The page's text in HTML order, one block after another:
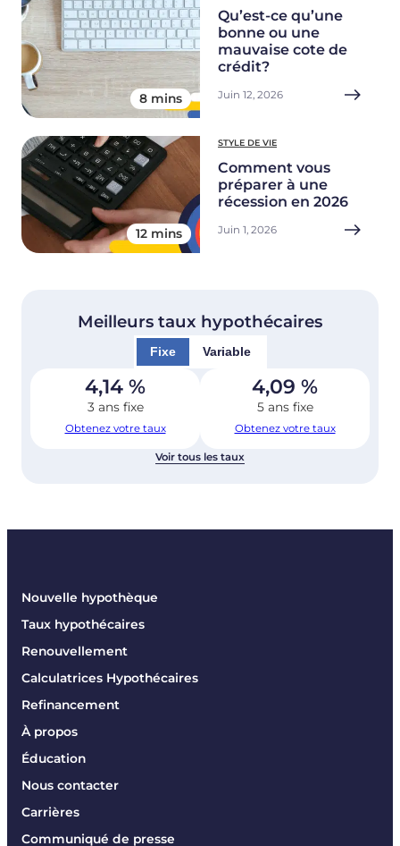
8 mins
Qu’est-ce qu’une
bonne ou une
mauvaise cote de
crédit?
Juin 12, 2026
12 mins
STYLE DE VIE
Comment vous
préparer à une
récession en 2026
Juin 1, 2026
Meilleurs taux hypothécaires
Fixe Variable
4,14 %
3 ans fixe
Obtenez votre taux
4,09 %
5 ans fixe
Obtenez votre taux
Voir tous les taux
Nouvelle hypothèque
Taux hypothécaires
Renouvellement
Calculatrices Hypothécaires
Refinancement
À propos
Éducation
Nous contacter
Carrières
Communiqué de presse